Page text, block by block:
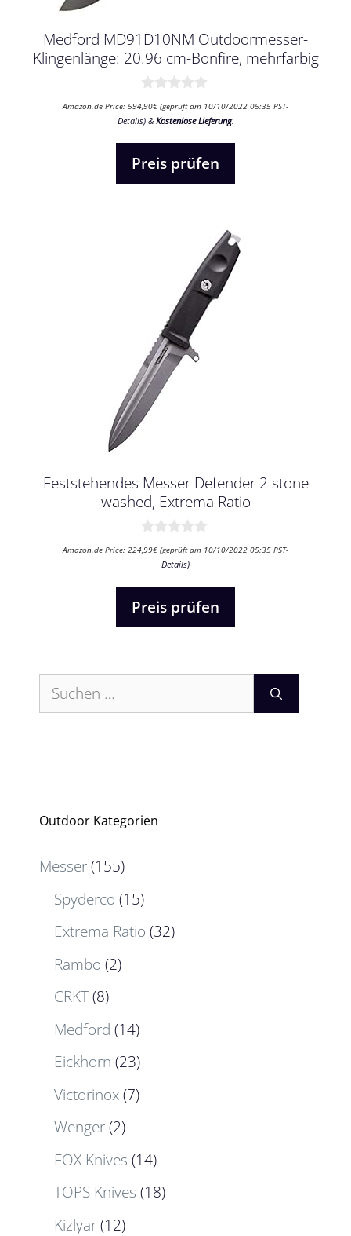
Medford MD91D10NM Outdoormesser-
Klingenlänge: 20.96 cm-Bonfire, mehrfarbig
v
o
Amazon.de Price: 594,90€ (geprüft am 10/10/2022 05:35 PST-
Details) & Kostenlose Lieferung.
Preis prüfen
Feststehendes Messer Defender 2 stone
washed, Extrema Ratio
0
v
Amazon.de Price: 224,99€ (geprüft am 10/10/2022 05:35 PST-
Details)
Preis prüfen
Suchen
nach:
Outdoor Kategorien
Messer(155)
Spyderco (15)
Extrema Ratio (32)
Rambo (2)
CRKT(8)
Medford (14)
Eickhorn (23)
Victorinox(7)
Wenger(2)
FOX Knives (14)
TOPS Knives (18)
Kizlyar(12)